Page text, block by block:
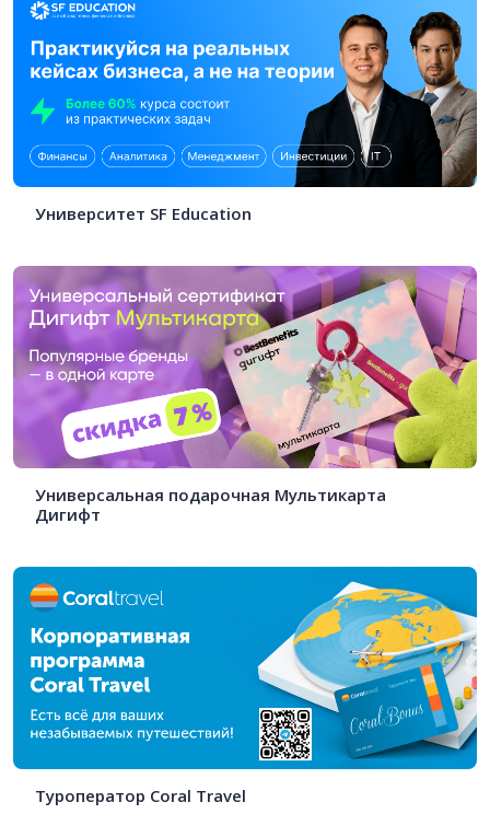
Университет SF Education
Универсальная подарочная Мультикарта
Дигифт
Туроператор Coral Travel